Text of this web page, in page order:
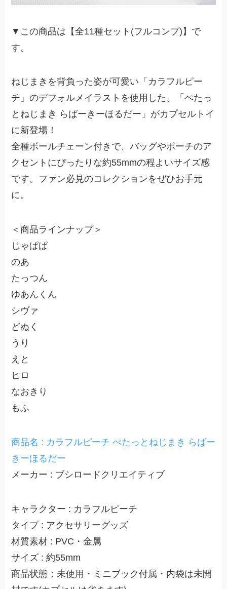
▼この商品は【全11種セット(フルコンプ)】で
す。
ねじまきを背負った姿が可愛い「カラフルピー
チ」のデフォルメイラストを使用した、「ぺたっ
とねじまき らばーきーほるだー」がカプセルトイ
に新登場！
全種ボールチェーン付きで、バッグやポーチのア
クセントにぴったりな約55mmの程よいサイズ感
です。ファン必見のコレクションをぜひお手元
に。
＜商品ラインナップ＞
じゃぱぱ
のあ
たっつん
ゆあんくん
シヴァ
どぬく
うり
えと
ヒロ
なおきり
もふ
商品名 : カラフルピーチ ぺたっとねじまき らばー
きーほるだー
メーカー : ブシロードクリエイティブ
キャラクター : カラフルピーチ
タイプ : アクセサリーグッズ
材質素材 : PVC・金属
サイズ : 約55mm
商品状態：未使用・ミニブック付属・内袋は未開